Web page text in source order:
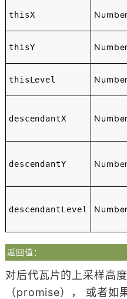
thisX Number
thisY Number
thisLevel Number
descendantX Number
descendantY Number
descendantLevel Number
返回值：
对后代瓦片的上采样高
（promise）， 或者如